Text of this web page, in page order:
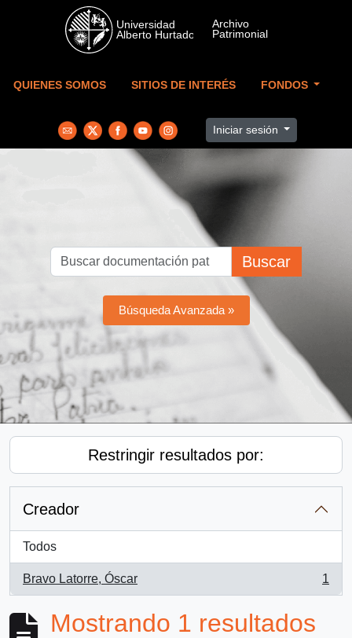
Skip to main content
QUIENES SOMOS SITIOS DE INTERÉS FONDOS
Iniciar sesión
Buscar
Búsqueda Avanzada »
Restringir resultados por:
Creador
Todos
Bravo Latorre, Óscar
, 1 resultados
1
Mostrando 1 resultados